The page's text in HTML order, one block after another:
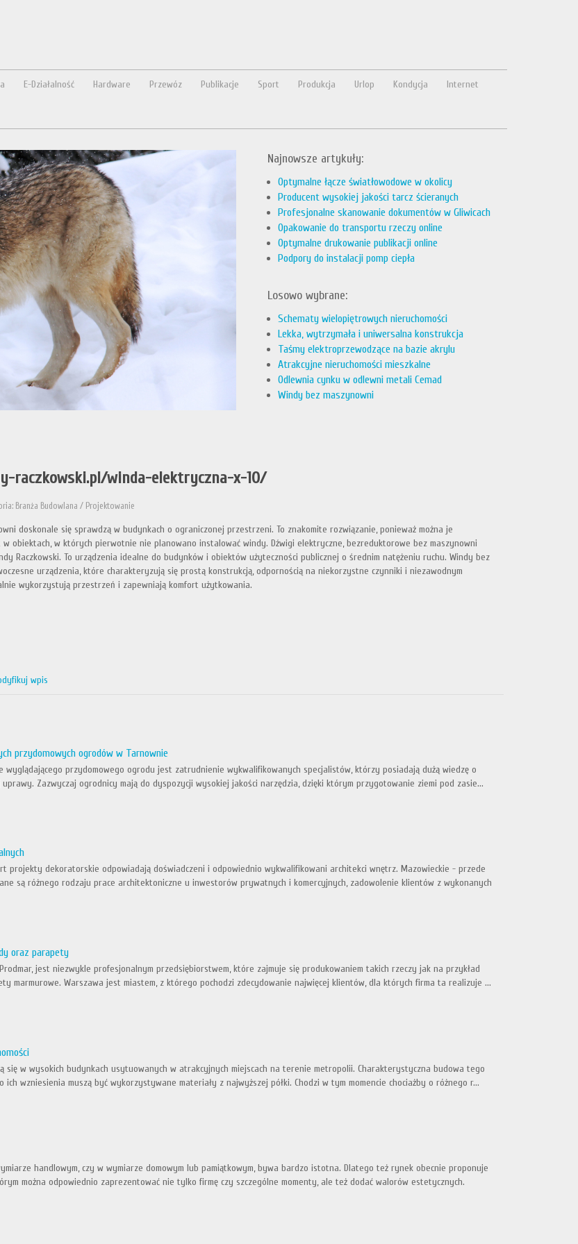
E-Działalność Hardware Przewóz Publikacje Sport Produkcja Urlop Kondycja Internet
Najnowsze artykuły:
Optymalne łącze światłowodowe w okolicy
Producent wysokiej jakości tarcz ścieranych
Profesjonalne skanowanie dokumentów w Gliwicach
Opakowanie do transportu rzeczy online
Optymalne drukowanie publikacji online
Podpory do instalacji pomp ciepła
Losowo wybrane:
Schematy wielopiętrowych nieruchomości
Lekka, wytrzymała i uniwersalna konstrukcja
Taśmy elektroprzewodzące na bazie akrylu
Atrakcyjne nieruchomości mieszkalne
Odlewnia cynku w odlewni metali Cemad
Windy bez maszynowni
raczkowski.pl/winda-elektryczna-x-10/
Branża Budowlana / Projektowanie
doskonale się sprawdzą w budynkach o ograniczonej przestrzeni. To znakomite rozwiązanie, ponieważ można je
w obiektach, w których pierwotnie nie planowano instalować windy. Dźwigi elektryczne, bezreduktorowe bez maszynowni
Raczkowski. To urządzenia idealne do budynków i obiektów użyteczności publicznej o średnim natężeniu ruchu. Windy bez
urządzenia, które charakteryzują się prostą konstrukcją, odpornością na niekorzystne czynniki i niezawodnym
wykorzystują przestrzeń i zapewniają komfort użytkowania.
wpis
przydomowych ogrodów w Tarnownie
wyglądającego przydomowego ogrodu jest zatrudnienie wykwalifikowanych specjalistów, którzy posiadają dużą wiedzę o
Zazwyczaj ogrodnicy mają do dyspozycji wysokiej jakości narzędzia, dzięki którym przygotowanie ziemi pod zasie...
projekty dekoratorskie odpowiadają doświadczeni i odpowiednio wykwalifikowani architekci wnętrz. Mazowieckie - przede
są różnego rodzaju prace architektoniczne u inwestorów prywatnych i komercyjnych, zadowolenie klientów z wykonanych
oraz parapety
jest niezwykle profesjonalnym przedsiębiorstwem, które zajmuje się produkowaniem takich rzeczy jak na przykład
marmurowe. Warszawa jest miastem, z którego pochodzi zdecydowanie najwięcej klientów, dla których firma ta realizuje ...
się w wysokich budynkach usytuowanych w atrakcyjnych miejscach na terenie metropolii. Charakterystyczna budowa tego
ich wzniesienia muszą być wykorzystywane materiały z najwyższej półki. Chodzi w tym momencie chociażby o różnego r...
handlowym, czy w wymiarze domowym lub pamiątkowym, bywa bardzo istotna. Dlatego też rynek obecnie proponuje
można odpowiednio zaprezentować nie tylko firmę czy szczególne momenty, ale też dodać walorów estetycznych.